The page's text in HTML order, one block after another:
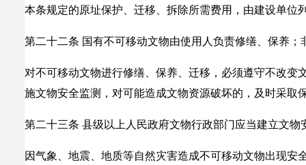
本条规定的原址保护、迁移、拆除所需费用，由建设单位
第二十二条 国有不可移动文物由使用人负责修缮、保养
对不可移动文物进行修缮、保养、迁移，必须遵守不改
施文物安全监测，对可能造成文物资源破坏的，及时采取
第二十三条 县级以上人民政府文物行政部门应当建立文
因气象、地震、地质等自然灾害造成不可移动文物出现